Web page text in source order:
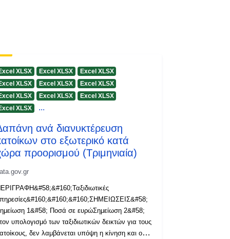
XLSX Excel XLSX
Excel XLSX
XLSX
Excel XLSX
Excel XLSX
XLSX
Excel XLSX
Excel XLSX
XLSX
...
ανά διανυκτέρευση
στο εξωτερικό κατά
προορισμού (Τριμηνιαία)
1&#58; Ποσά σε ευρώΣημείωση 2&#58;
υπολογισμό των ταξιδιωτικών δεικτών για τους
δεν λαμβάνεται υπόψη η κίνηση και οι